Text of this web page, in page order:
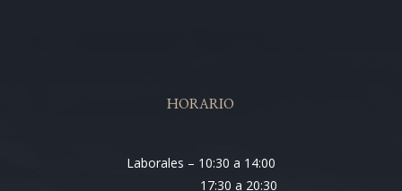
HORARIO
Laborales – 10:30 a 14:00
17:30 a 20:30